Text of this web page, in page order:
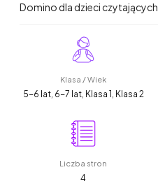
Domino dla dzieci czytających.
Klasa / Wiek
5-6 lat, 6-7 lat, Klasa 1, Klasa 2
Liczba stron
4